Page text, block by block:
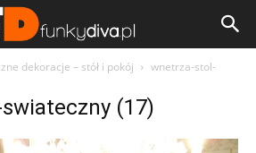
dekoracje – stół i pokój
wnetrza-stol-
(17)